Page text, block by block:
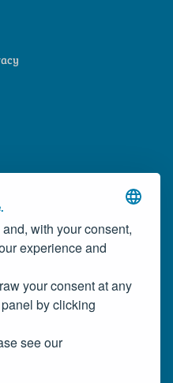
with your consent,
experience and
your consent at any
by clicking
see our